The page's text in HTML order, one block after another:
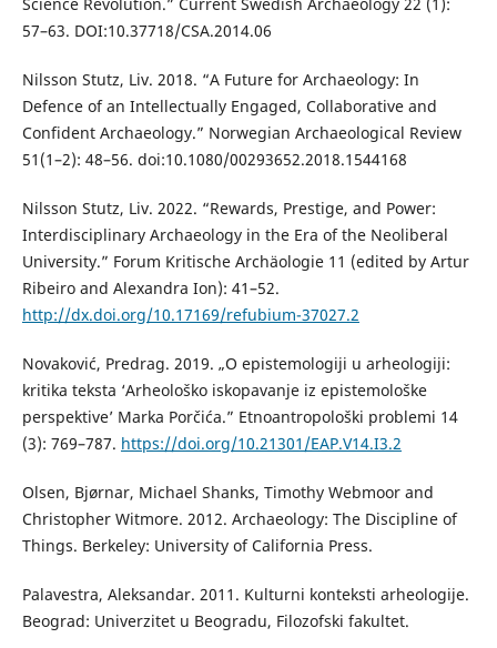
57–63. DOI:10.37718/CSA.2014.06
Nilsson Stutz, Liv. 2018. “A Future for Archaeology: In
Defence of an Intellectually Engaged, Collaborative and
Confident Archaeology.” Norwegian Archaeological Review
51(1–2): 48–56. doi:10.1080/00293652.2018.1544168
Nilsson Stutz, Liv. 2022. “Rewards, Prestige, and Power:
Interdisciplinary Archaeology in the Era of the Neoliberal
University.” Forum Kritische Archäologie 11 (edited by Artur
Ribeiro and Alexandra Ion): 41–52.
http://dx.doi.org/10.17169/refubium-37027.2
Novaković, Predrag. 2019. „O epistemologiji u arheologiji:
kritika teksta ‘Arheološko iskopavanje iz epistemološke
perspektive’ Marka Porčića.” Etnoantropološki problemi 14
(3): 769–787. https://doi.org/10.21301/EAP.V14.I3.2
Olsen, Bjørnar, Michael Shanks, Timothy Webmoor and
Christopher Witmore. 2012. Archaeology: The Discipline of
Things. Berkeley: University of California Press.
Palavestra, Aleksandar. 2011. Kulturni konteksti arheologije.
Beograd: Univerzitet u Beogradu, Filozofski fakultet.